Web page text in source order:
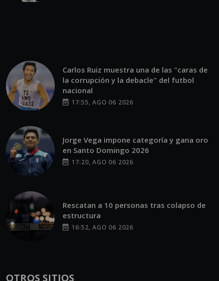
Carlos Ruiz muestra una de las "caras de
la corrupción y la debacle" del futbol
nacional
17:55, AGO 06 2026
Jorge Vega impone categoría y gana oro
en Santo Domingo 2026
17:20, AGO 06 2026
Rescatan a 10 personas tras colapso de
estructura
16:52, AGO 06 2026
OTROS SITIOS